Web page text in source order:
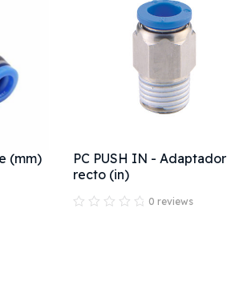
(mm)
PC PUSH IN - Adaptador
recto (in)
0 reviews